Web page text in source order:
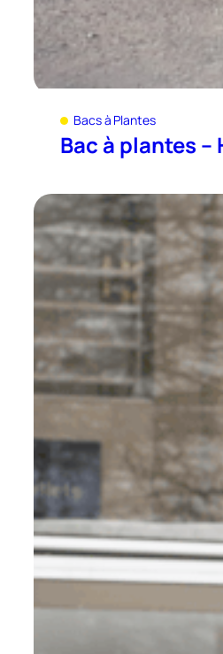
Bacs à Plantes
Bac à plantes –